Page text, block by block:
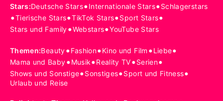
Stars:Deutsche Stars•Internationale Stars•Schlagerstars
•Tierische Stars•TikTok Stars•Sport Stars•
Stars und Family•Webstars•YouTube Stars
Themen:Beauty•Fashion•Kino und Film •Liebe•
Mama und Baby•Musik•Reality TV•Serien•
Shows und Sonstige•Sonstiges•Sport und Fitness•
Urlaub und Reise